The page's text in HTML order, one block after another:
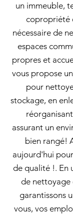
un immeuble,
copropriété
nécessaire de
espaces
propres et
vous propose
pour
stockage, en
assurant un
bien rangé!
aujourd'hui
de qualité !. En
de nettoyage
garantissons
vous, vos